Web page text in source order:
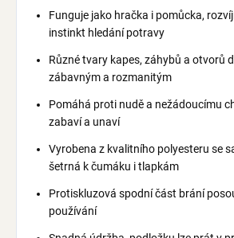
Funguje jako hračka i pomůcka,
instinkt hledání potravy
Různé tvary kapes, záhybů a otvorů
zábavným a rozmanitým
Pomáhá proti nudě a nežádoucímu
zabaví a unaví
Vyrobena z kvalitního polyesteru se
šetrná k čumáku i tlapkám
Protiskluzová spodní část brání
používání